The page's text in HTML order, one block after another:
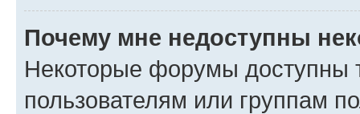
Почему мне недоступны
Некоторые форумы доступны
пользователям или группам